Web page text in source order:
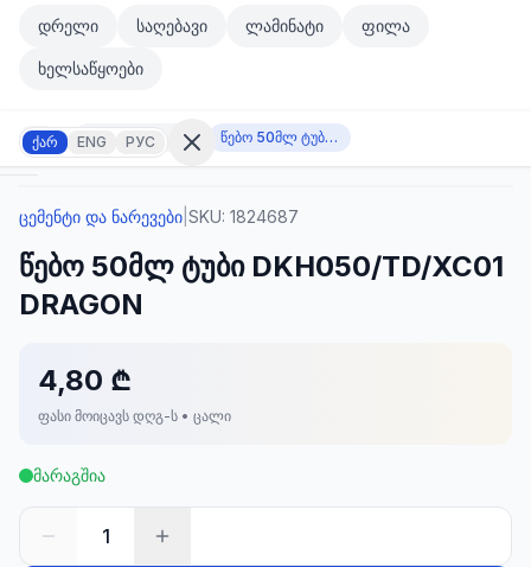
მთავარ კონტენტზე გადასვლა
მთავარ კონტენტზე გადასვლა
დრელი საღებავი ლამინატი ფილა
ხელსაწყოები
ქარ ENG РУС
შესვლა
არ
გაქვთ
ანგარიში?
რეგისტრაცია
ᲙᲐᲢᲔᲒᲝᲠᲘᲔᲑᲘ
წებო 50მლ ტუბი DKH050/TD/XC01 DRAGON
ცემენტი და ნარევები SKU: 1824687
წებო 50მლ ტუბი DKH050/TD/XC01
DRAGON
4,80 ₾
ფასი მოიცავს დღგ-ს • ცალი
მარაგშია
1